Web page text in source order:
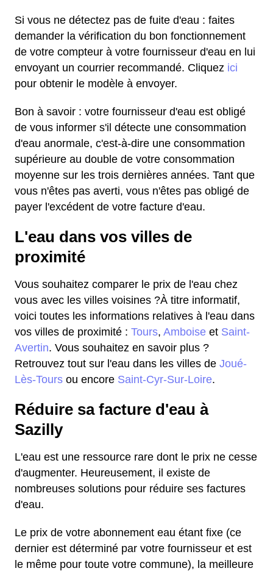
Si vous ne détectez pas de fuite d'eau : faites
demander la vérification du bon fonctionnement
de votre compteur à votre fournisseur d'eau en lui
envoyant un courrier recommandé. Cliquez ici
pour obtenir le modèle à envoyer.
Bon à savoir : votre fournisseur d'eau est obligé
de vous informer s'il détecte une consommation
d'eau anormale, c'est-à-dire une consommation
supérieure au double de votre consommation
moyenne sur les trois dernières années. Tant que
vous n'êtes pas averti, vous n'êtes pas obligé de
payer l'excédent de votre facture d'eau.
L'eau dans vos villes de
proximité
Vous souhaitez comparer le prix de l'eau chez
vous avec les villes voisines ?À titre informatif,
voici toutes les informations relatives à l'eau dans
vos villes de proximité : Tours, Amboise et Saint-
Avertin. Vous souhaitez en savoir plus ?
Retrouvez tout sur l'eau dans les villes de Joué-
Lès-Tours ou encore Saint-Cyr-Sur-Loire.
Réduire sa facture d'eau à
Sazilly
L'eau est une ressource rare dont le prix ne cesse
d'augmenter. Heureusement, il existe de
nombreuses solutions pour réduire ses factures
d'eau.
Le prix de votre abonnement eau étant fixe (ce
dernier est déterminé par votre fournisseur et est
le même pour toute votre commune), la meilleure